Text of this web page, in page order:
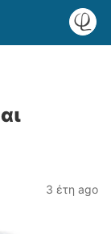
3 έτη ago